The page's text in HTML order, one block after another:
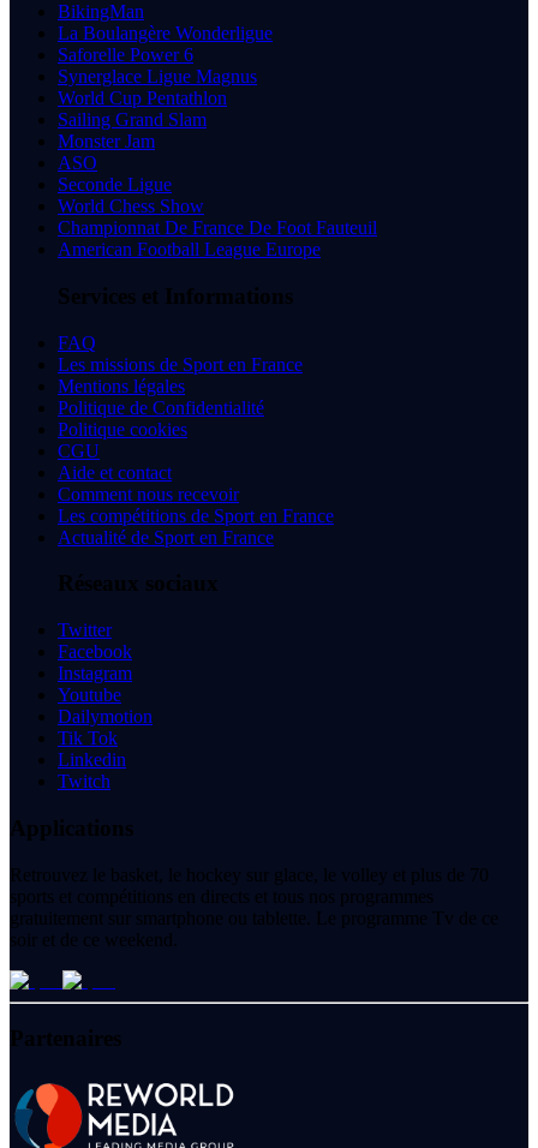
BikingMan
La Boulangère Wonderligue
Saforelle Power 6
Synerglace Ligue Magnus
World Cup Pentathlon
Sailing Grand Slam
Monster Jam
ASO
Seconde Ligue
World Chess Show
Championnat De France De Foot Fauteuil
American Football League Europe
Services et Informations
FAQ
Les missions de Sport en France
Mentions légales
Politique de Confidentialité
Politique cookies
CGU
Aide et contact
Comment nous recevoir
Les compétitions de Sport en France
Actualité de Sport en France
Réseaux sociaux
Twitter
Facebook
Instagram
Youtube
Dailymotion
Tik Tok
Linkedin
Twitch
Applications
Retrouvez le basket, le hockey sur glace, le volley et plus de 70
sports et compétitions en directs et tous nos programmes
gratuitement sur smartphone ou tablette. Le programme Tv de ce
soir et de ce weekend.
Partenaires